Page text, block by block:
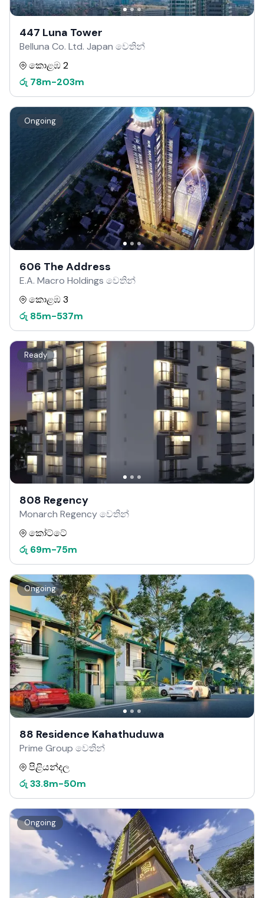
447 Luna Tower
Belluna Co. Ltd. Japan වෙතින්
කොළඹ 2
රු 78m-203m
Ongoing
606 The Address
E.A. Macro Holdings වෙතින්
කොළඹ 3
රු 85m-537m
Ready
808 Regency
Monarch Regency වෙතින්
කෝට්ටේ
රු 69m-75m
Ongoing
88 Residence Kahathuduwa
Prime Group වෙතින්
පිළියන්දල
රු 33.8m-50m
Ongoing